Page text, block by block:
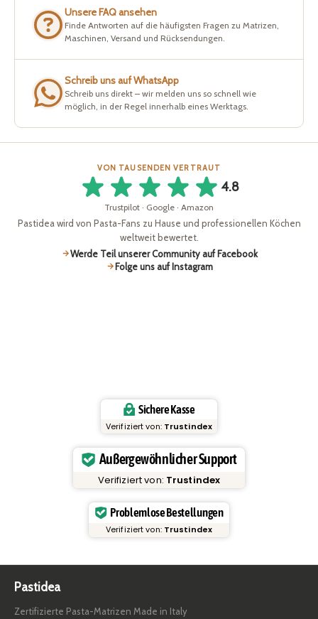
Unsere FAQ ansehen
Finde Antworten auf die häufigsten Fragen zu Matrizen,
Maschinen, Versand und Rücksendungen.
Schreib uns auf WhatsApp
Schreib uns direkt – wir melden uns so schnell wie
möglich, in der Regel innerhalb eines Werktags.
VON TAUSENDEN VERTRAUT
4.8
Trustpilot · Google · Amazon
Pastidea wird von Pasta-Fans zu Hause und professionellen Köchen
weltweit bewertet.
Werde Teil unserer Community auf Facebook
Folge uns auf Instagram
Sichere Kasse
Verifiziert von: Trustindex
Außergewöhnlicher Support
Verifiziert von: Trustindex
Problemlose Bestellungen
Verifiziert von: Trustindex
Pastidea
Zertifizierte Pasta-Matrizen Made in Italy